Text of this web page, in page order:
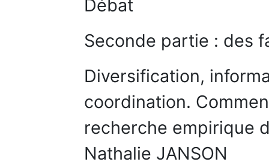
Débat
Seconde partie : des
Diversification,
coordination.
recherche empirique
Nathalie JANSON